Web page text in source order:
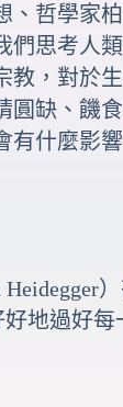
、哲學家
們思考人
教，對於
圓缺、饑
有什麼影
Heidegger
地過好